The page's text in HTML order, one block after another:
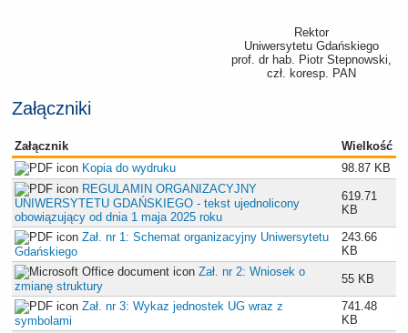
Rektor
Uniwersytetu Gdańskiego
prof. dr hab. Piotr Stepnowski,
czł. koresp. PAN
Załączniki
Załącznik
Wielkość
Kopia do wydruku
98.87 KB
REGULAMIN ORGANIZACYJNY
UNIWERSYTETU GDAŃSKIEGO - tekst ujednolicony
obowiązujący od dnia 1 maja 2025 roku
619.71
KB
Zał. nr 1: Schemat organizacyjny Uniwersytetu
Gdańskiego
243.66
KB
Zał. nr 2: Wniosek o
zmianę struktury
55 KB
Zał. nr 3: Wykaz jednostek UG wraz z
symbolami
741.48
KB